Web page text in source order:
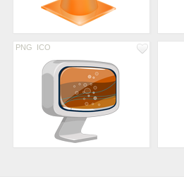
PNG ICO